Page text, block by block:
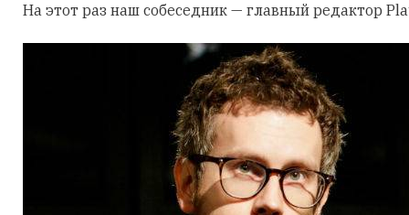
На этот раз наш собеседник — главный редактор